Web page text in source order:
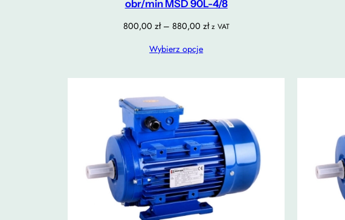
obr/min MSD 90L-4/8
800,00 zł – 880,00 złZakres
do
z VAT
Wybierz opcje